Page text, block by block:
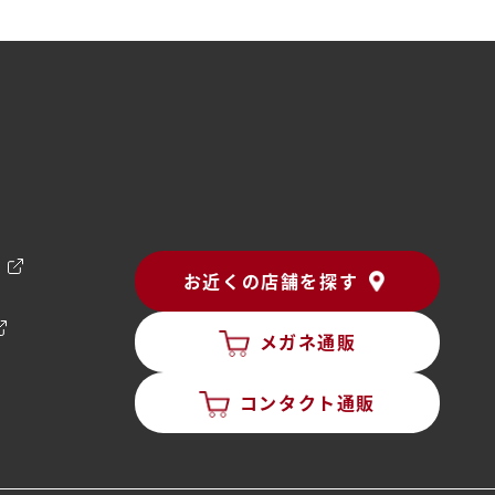
お近くの店舗を探す
メガネ通販
コンタクト通販